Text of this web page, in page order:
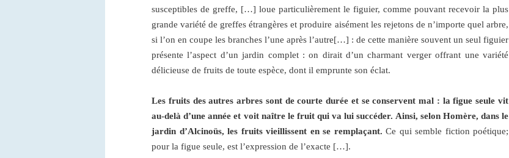
susceptibles de greffe, […] loue particulièrement le figuier, comme pouvant recevoir la plus
grande variété de greffes étrangères et produire aisément les rejetons de n’importe quel arbre,
si l’on en coupe les branches l’une après l’autre[…] : de cette manière souvent un seul figuier
présente l’aspect d’un jardin complet : on dirait d’un charmant verger offrant une variété
délicieuse de fruits de toute espèce, dont il emprunte son éclat.
Les fruits des autres arbres sont de courte durée et se conservent mal : la figue seule vit
au-delà d’une année et voit naître le fruit qui va lui succéder. Ainsi, selon Homère, dans le
jardin d’Alcinoüs, les fruits vieillissent en se remplaçant. Ce qui semble fiction poétique;
pour la figue seule, est l’expression de l’exacte […].